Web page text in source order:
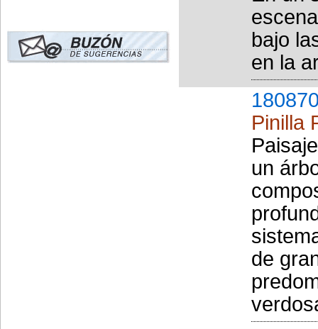
bajo
en la
Pinilla
un
de